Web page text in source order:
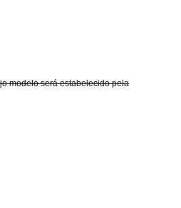
modelo será estabelecido pela